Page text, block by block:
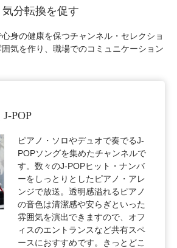
気分転換を促す
身の健康を保つチャンネル・セレクショ
気を作り、職場でのコミュニケーション
POP
ピアノ・ソロやデュオで奏でるJ-
POPソングを集めたチャンネルで
す。数々のJ-POPヒット・ナンバ
ーをしっとりとしたピアノ・アレ
ンジで放送。透明感溢れるピアノ
の音色は清潔感や安らぎといった
雰囲気を演出できますので、オフ
ィスのエントランスなど共有スペ
ースにおすすめです。きっとどこ